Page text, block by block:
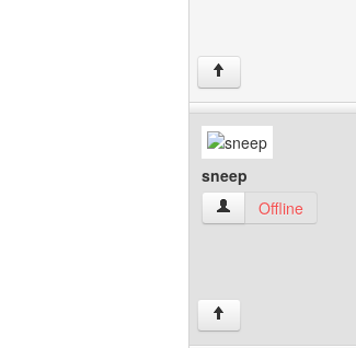
↑
sneep
sneep Benutzer-
Offline
↑